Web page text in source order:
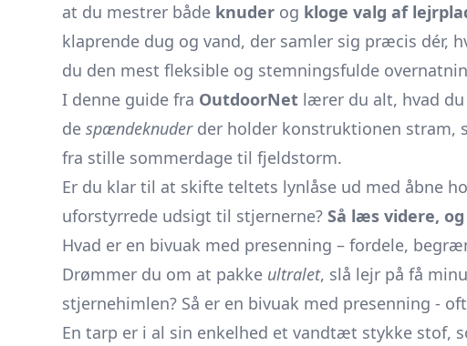
at du mestrer både knuder og kloge valg af
klaprende dug og vand, der samler sig præcis dér,
du den mest fleksible og stemningsfulde
I denne guide fra OutdoorNet lærer du alt, hvad
de spændeknuderder holder konstruktionen stram,
fra stille sommerdage til fjeldstorm.
Er du klar til at skifte teltets lynlåse ud med åbne
uforstyrrede udsigt til stjernerne? Så læs videre,
Hvad er en bivuak med presenning – fordele,
Drømmer du om at pakke ultralet, slå lejr på få
stjernehimlen? Så er en bivuak med presenning -
En tarp er i al sin enkelhed et vandtæt stykke stof,